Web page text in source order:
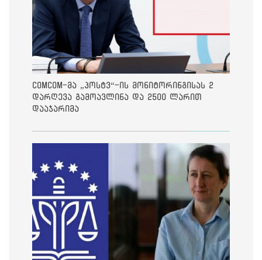
ComCom-მა „პოსტვ“-ის მონიტორინგისას 2
დარღევა გამოავლინა და 2500 ლარით
დააჯარიმა